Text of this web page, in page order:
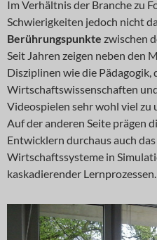
Im Verhältnis der Branche zu
Schwierigkeiten jedoch nicht
Berührungspunkte zwischen
Seit Jahren zeigen neben den
Disziplinen wie die Pädagogik,
Wirtschaftswissenschaften
Videospielen sehr wohl viel zu
Auf der anderen Seite prägen
Entwicklern durchaus auch
Wirtschaftssysteme in
kaskadierender Lernprozessen.